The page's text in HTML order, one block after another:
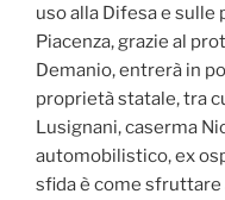
uso alla Difesa e
Piacenza, grazie al
Demanio, entrerà in
proprietà statale, tra
Lusignani, caserma
automobilistico, ex
sfida è come